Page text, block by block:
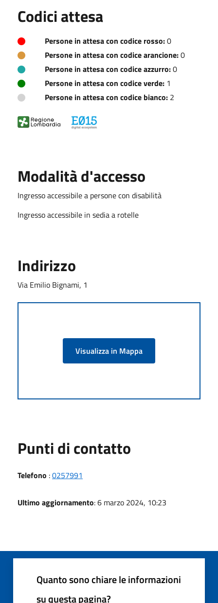
Codici attesa
Persone in attesa con codice rosso:0
Persone in attesa con codice arancione:0
Persone in attesa con codice azzurro:0
Persone in attesa con codice verde: 1
Persone in attesa con codice bianco: 2
Modalità d'accesso
Ingresso accessibile a persone con disabilità
Ingresso accessibile in sedia a rotelle
Indirizzo
Via Emilio Bignami, 1
Visualizza in Mappa
Punti di contatto
Telefono :0257991
Ultimo aggiornamento: 6 marzo 2024, 10:23
Quanto sono chiare le informazioni
su questa pagina?